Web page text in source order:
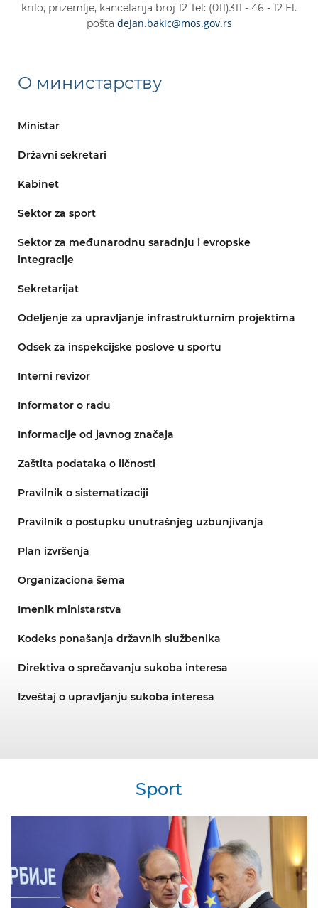
krilo, prizemlje, kancelarija broj 12 Tel: (011)311 - 46 - 12 El.
pošta dejan.bakic@mos.gov.rs
О министарству
Ministar
Državni sekretari
Kabinet
Sektor za sport
Sektor za međunarodnu saradnju i evropske
integracije
Sekretarijat
Odeljenje za upravljanje infrastrukturnim projektima
Odsek za inspekcijske poslove u sportu
Interni revizor
Informator o radu
Informacije od javnog značaja
Zaštita podataka o ličnosti
Pravilnik o sistematizaciji
Pravilnik o postupku unutrašnjeg uzbunjivanja
Plan izvršenja
Organizaciona šema
Imenik ministarstva
Kodeks ponašanja državnih službenika
Direktiva o sprečavanju sukoba interesa
Izveštaj o upravljanju sukoba interesa
Sport